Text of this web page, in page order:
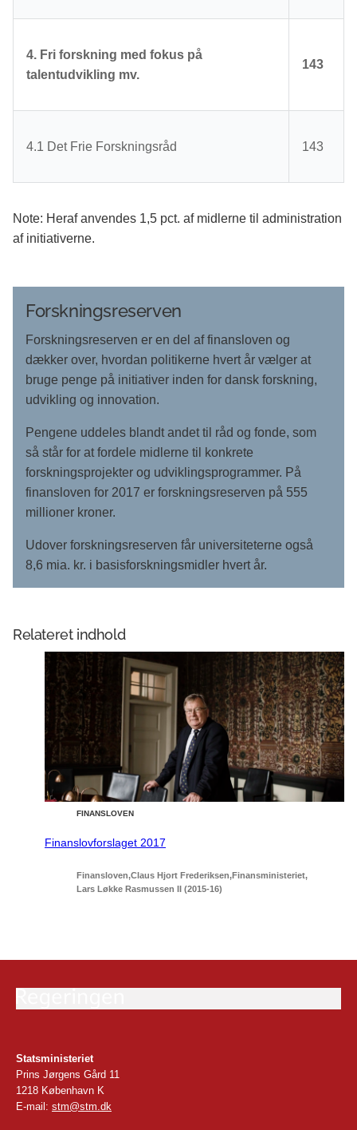
4. Fri forskning med fokus på
talentudvikling mv.
143
4.1 Det Frie Forskningsråd 143
Note: Heraf anvendes 1,5 pct. af midlerne til administration
af initiativerne.
Forskningsreserven
Forskningsreserven er en del af finansloven og
dækker over, hvordan politikerne hvert år vælger at
bruge penge på initiativer inden for dansk forskning,
udvikling og innovation.
Pengene uddeles blandt andet til råd og fonde, som
så står for at fordele midlerne til konkrete
forskningsprojekter og udviklingsprogrammer. På
finansloven for 2017 er forskningsreserven på 555
millioner kroner.
Udover forskningsreserven får universiteterne også
8,6 mia. kr. i basisforskningsmidler hvert år.
Relateret indhold
FINANSLOVEN
Finanslovforslaget 2017
Finansloven Claus Hjort Frederiksen Finansministeriet
Lars Løkke Rasmussen II (2015-16)
Statsministeriet
Prins Jørgens Gård 11
1218 København K
E-mail: stm@stm.dk